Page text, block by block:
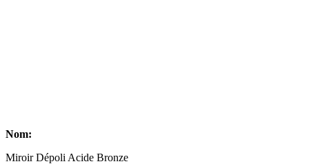
Nom:
Miroir Dépoli Acide Bronze